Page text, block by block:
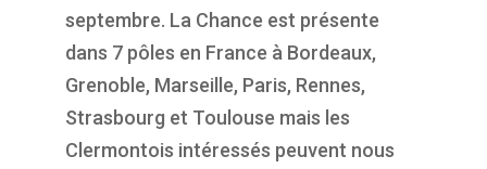
septembre. La Chance est présente
dans 7 pôles en France à Bordeaux,
Grenoble, Marseille, Paris, Rennes,
Strasbourg et Toulouse mais les
Clermontois intéressés peuvent nous